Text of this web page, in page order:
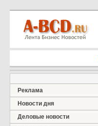
Реклама
Новости дня
Деловые новости